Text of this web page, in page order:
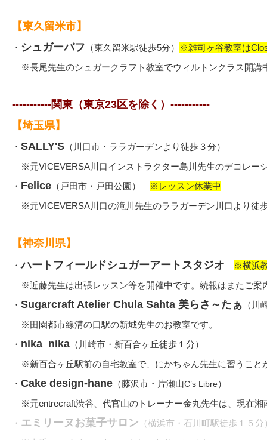
【東久留米市】
・ シュガーバフ （東久留米駅徒歩5分）
※雑司ヶ谷教室は
※長尾先生のシュガークラフト教室でウィルトンクラス開講
-----------関東（東京23区を除く） -----------
【埼玉県】
・ SALLY'S （川口市・ララガーデンより徒歩３分）
※元VICEVERSA川口インストラクター島川先生のデコレー
・ Felice （戸田市・戸田公園）
※レッスン休業中
※元VICEVERSA川口の滝川先生のララガーデン川口より徒
【神奈川県】
・ハートフィールドシュガーアートスタジオ
※横浜
※近藤先生は出張レッスン等を開催中です。続報はまたご案
・ Sugarcraft Atelier Chula Sahta 美らさ～たぁ （川
※田園都市線溝の口駅の新城先生のお教室です。
・ nika_nika （川崎市・新百合ヶ丘徒歩１分）
※新百合ヶ丘駅前の自宅教室で、にかちゃん先生に習うこと
・ Cake design-hane （藤沢市・片瀬山C’s Libre）
※元entrecraft渋谷、代官山のトレーナー金丸先生は、現在湘
・ エミリーヌお菓子サロン （横浜市・石川町駅徒歩１５分